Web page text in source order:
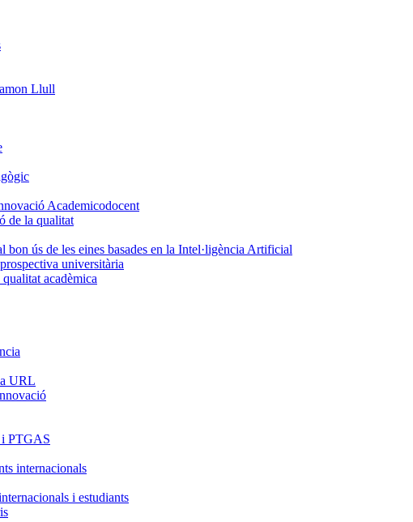
Llull
Academicodocent
de la qualitat
bon ús de les eines basades en la Intel·ligència Artificial
universitària
acadèmica
URL
i PTGAS
internacionals
i estudiants